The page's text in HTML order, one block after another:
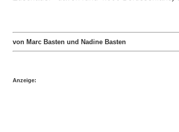
von Marc Basten und Nadine Basten
Anzeige: